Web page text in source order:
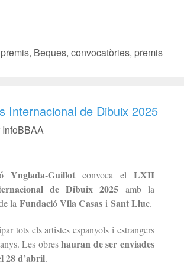
, Beques, convocatòries, premis
Internacional de Dibuix 2025
InfoBBAA
Ynglada-Guillotconvoca elLXII
de Dibuix 2025 amb la
la Fundació Vila Casas i Sant Lluc.
tots els artistes espanyols i estrangers
anys. Les obreshauran de ser enviades
28 d’abril.